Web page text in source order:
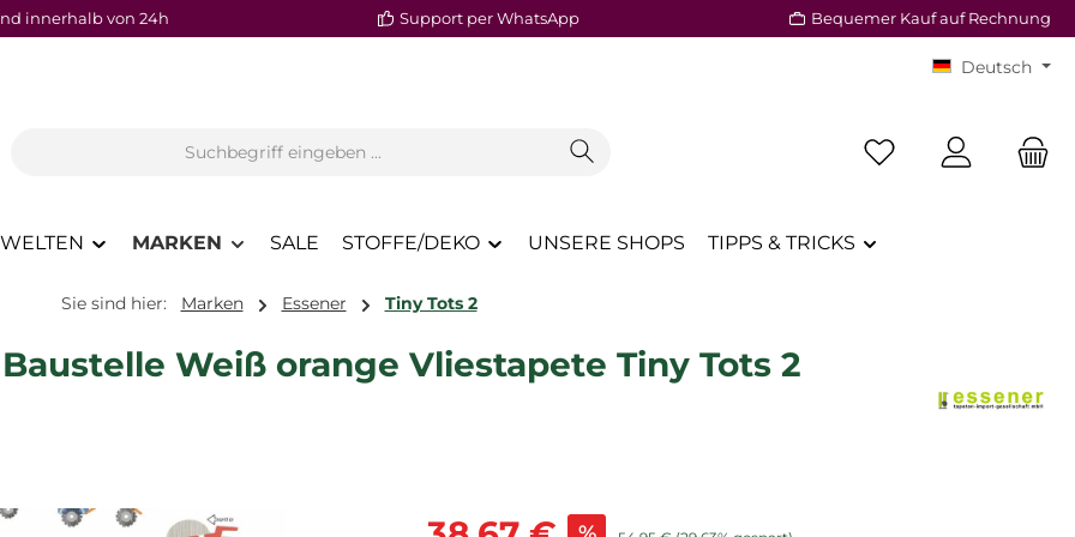
innerhalb von 24h Support per WhatsApp Bequemer Kauf auf Rechnung
Deutsch
Du hast 0 Produkte
MARKEN SALE STOFFE/DEKO UNSERE SHOPS TIPPS & TRICKS
Sie sind hier: Marken Essener Tiny Tots 2
Weiß orange Vliestapete Tiny Tots 2
Verkaufspreis: